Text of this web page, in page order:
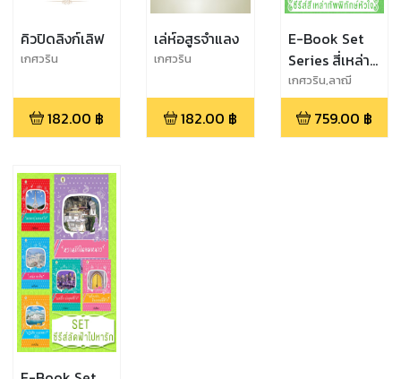
คิวปิดลิงก์เลิฟ
เกศวริน
182.00 ฿
เล่ห์อสูรจำแลง
เกศวริน
182.00 ฿
E-Book Set
Series สี่เหล่า
ทัพพิทักษ์หัวใจ
เกศวริน,ลาฌี
นุส,ชุติกานต์,กวิน
ทรา 759.00 ฿